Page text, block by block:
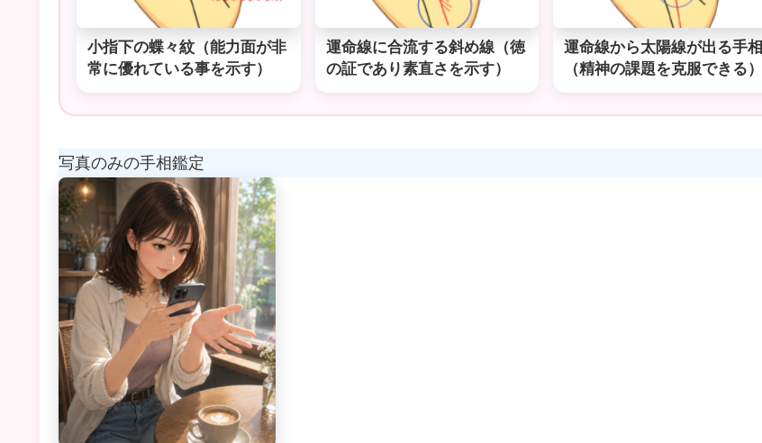
小指下の蝶々紋（能力面が非
常に優れている事を示す）
運命線に合流する斜め線（徳
の証であり素直さを示す）
運命線から太陽線が出る手相
（精神の課題を克服できる）
写真のみの手相鑑定